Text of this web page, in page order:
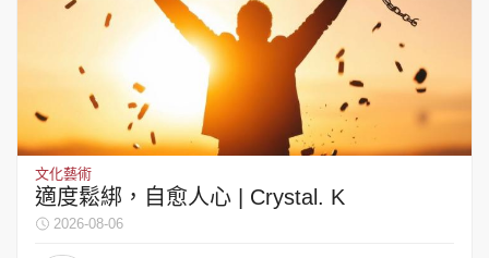
文化藝術
適度鬆綁，自愈人心 | Crystal. K
2026-08-06